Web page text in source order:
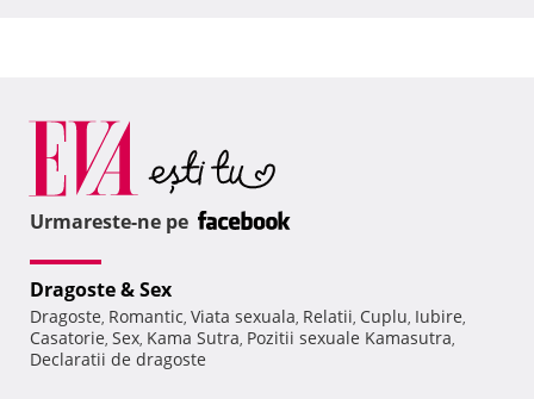
Urmareste-ne pe
Dragoste & Sex
Dragoste, Romantic, Viata sexuala, Relatii, Cuplu, Iubire,
Casatorie, Sex, Kama Sutra, Pozitii sexuale Kamasutra,
Declaratii de dragoste